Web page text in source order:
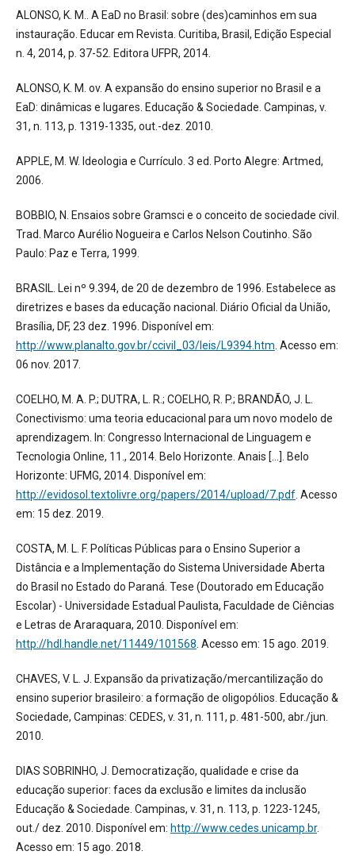
ALONSO, K. M.. A EaD no Brasil: sobre (des)caminhos em sua
instauração. Educar em Revista. Curitiba, Brasil, Edição Especial
n. 4, 2014, p. 37-52. Editora UFPR, 2014.
ALONSO, K. M. ov. A expansão do ensino superior no Brasil e a
EaD: dinâmicas e lugares. Educação & Sociedade. Campinas, v.
31, n. 113, p. 1319-1335, out.-dez. 2010.
APPLE, M. W. Ideologia e Currículo. 3 ed. Porto Alegre: Artmed,
2006.
BOBBIO, N. Ensaios sobre Gramsci e o conceito de sociedade civil.
Trad. Marco Aurélio Nogueira e Carlos Nelson Coutinho. São
Paulo: Paz e Terra, 1999.
BRASIL. Lei nº 9.394, de 20 de dezembro de 1996. Estabelece as
diretrizes e bases da educação nacional. Diário Oficial da União,
Brasília, DF, 23 dez. 1996. Disponível em:
http://www.planalto.gov.br/ccivil_03/leis/L9394.htm . Acesso em:
06 nov. 2017.
COELHO, M. A. P.; DUTRA, L. R.; COELHO, R. P.; BRANDÃO, J. L.
Conectivismo: uma teoria educacional para um novo modelo de
aprendizagem. In: Congresso Internacional de Linguagem e
Tecnologia Online, 11., 2014. Belo Horizonte. Anais [...]. Belo
Horizonte: UFMG, 2014. Disponível em:
http://evidosol.textolivre.org/papers/2014/upload/7.pdf. Acesso
em: 15 dez. 2019.
COSTA, M. L. F. Políticas Públicas para o Ensino Superior a
Distância e a Implementação do Sistema Universidade Aberta
do Brasil no Estado do Paraná. Tese (Doutorado em Educação
Escolar) - Universidade Estadual Paulista, Faculdade de Ciências
e Letras de Araraquara, 2010. Disponível em:
http://hdl.handle.net/11449/101568. Acesso em: 15 ago. 2019.
CHAVES, V. L. J. Expansão da privatização/mercantilização do
ensino superior brasileiro: a formação de oligopólios. Educação &
Sociedade, Campinas: CEDES, v. 31, n. 111, p. 481-500, abr./jun.
2010.
DIAS SOBRINHO, J. Democratização, qualidade e crise da
educação superior: faces da exclusão e limites da inclusão
Educação & Sociedade. Campinas, v. 31, n. 113, p. 1223-1245,
out./ dez. 2010. Disponível em: http://www.cedes.unicamp.br.
Acesso em: 15 ago. 2018.